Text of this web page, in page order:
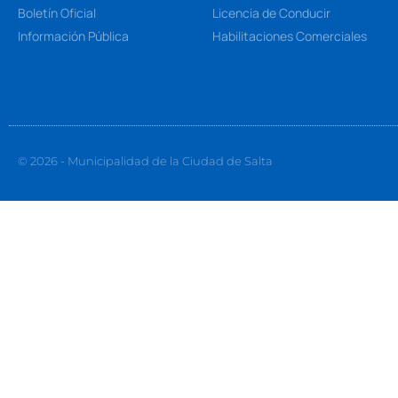
Boletín Oficial
Información Pública
Licencia de Conducir
Habilitaciones Comerciales
© 2026 - Municipalidad de la Ciudad de Salta